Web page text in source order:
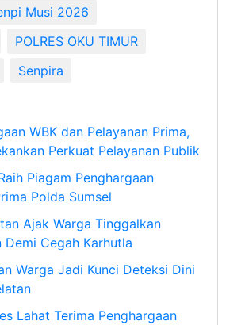
Musi 2026
POLRES OKU TIMUR
Senpira
WBK dan Pelayanan Prima,
Perkuat Pelayanan Publik
Piagam Penghargaan
Polda Sumsel
Ajak Warga Tinggalkan
Demi Cegah Karhutla
Warga Jadi Kunci Deteksi Dini
Lahat Terima Penghargaan